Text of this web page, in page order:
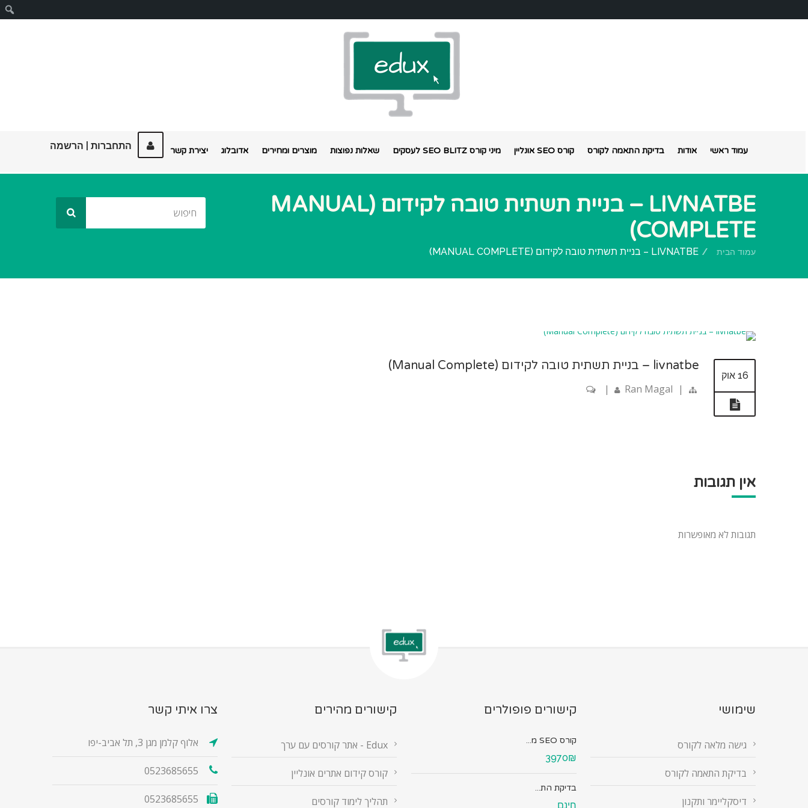
עמוד ראשי אודות בדיקת התאמה לקורס קורס SEO אונליין מיני קורס SEO BLITZ לעסקים שאלות נפוצות מוצרים ומחירים אדובלוג יצירת קשר התחברות הרשמה
LIVNATBE – בניית תשתית טובה לקידום (MANUAL
COMPLETE)
עמוד הבית LIVNATBE – בניית תשתית טובה לקידום (MANUAL COMPLETE)
16 אוק
livnatbe – בניית תשתית טובה לקידום (Manual Complete)
Ran Magal |
|
אין תגובות
תגובות לא מאופשרות
שימושי
גישה מלאה לקורס
בדיקת התאמה לקורס
דיסקליימר ותקנון
קישורים פופולרים
קורס SEO מ...
3970₪
בדיקת הת...
חינם
קישורים מהירים
Edux - אתר קורסים עם ערך
קורס קידום אתרים אונליין
תהליך לימוד קורסים
צרו איתי קשר
אלוף קלמן מגן 3, תל אביב-יפו
0523685655
0523685655